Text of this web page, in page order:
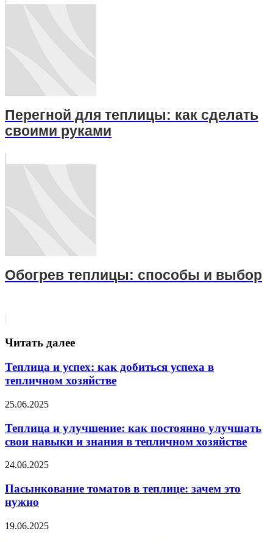
Перегной для теплицы: как сделать
своими руками
Обогрев теплицы: способы и выбор
Читать далее
Теплица и успех: как добиться успеха в
тепличном хозяйстве
25.06.2025
Теплица и улучшение: как постоянно улучшать
свои навыки и знания в тепличном хозяйстве
24.06.2025
Пасынкование томатов в теплице: зачем это
нужно
19.06.2025